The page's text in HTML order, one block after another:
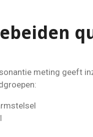
meting geeft